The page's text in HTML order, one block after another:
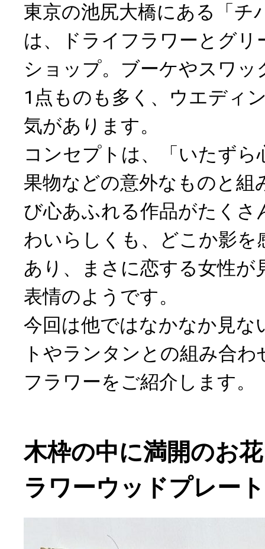
東京の池尻大橋にある「チ
は、ドライフラワーとグリ
ショップ。ブーケやスワッ
1点ものも多く、ウエディ
気があります。
コンセプトは、「いたずら
果物などの意外なものと組
び心あふれる作品がたくさ
わいらしくも、どこか影を
あり、まさに恋する女性が
表情のようです。
今回は他ではなかなか見な
トやランタンとの組み合
フラワーをご紹介します。
木枠の中に満開のお
ラワーウッドプレー